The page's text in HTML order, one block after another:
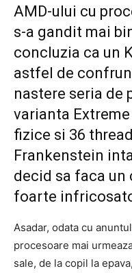
AMD-ului cu
s-a gandit mai
concluzia ca un
astfel de
nastere seria de
varianta
fizice si 36
Frankenstein
decid sa faca un
foarte
Asadar, odata cu
procesoare mai
sale, de la copil la